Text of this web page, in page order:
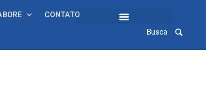
CONTATO
Busca